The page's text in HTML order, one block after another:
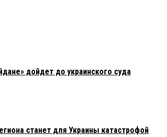
дойдет до украинского суда
станет для Украины катастрофой